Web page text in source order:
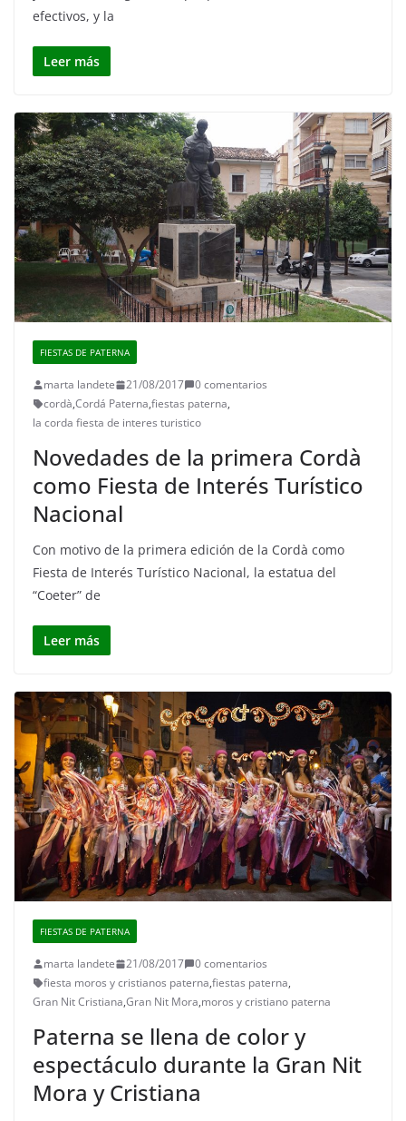
efectivos, y la
Leer más
FIESTAS DE PATERNA
marta landete 21/08/2017
0 comentarios
cordà,Cordá Paterna,fiestas paterna,
la corda fiesta de interes turistico
Novedades de la primera Cordà
como Fiesta de Interés Turístico
Nacional
Con motivo de la primera edición de la Cordà como
Fiesta de Interés Turístico Nacional, la estatua del
“Coeter” de
Leer más
FIESTAS DE PATERNA
marta landete 21/08/2017
0 comentarios
fiesta moros y cristianos paterna,fiestas paterna,
Gran Nit Cristiana,Gran Nit Mora,moros y cristiano paterna
Paterna se llena de color y
espectáculo durante la Gran Nit
Mora y Cristiana